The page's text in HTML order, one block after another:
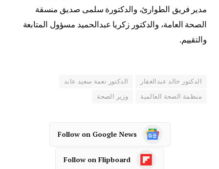
مدير فريق الطوارئ، والدكتورة سلمى صديق منسقة
الصحة العامة، والدكتور زكريا عبدالحميد مسؤول المتابعة
والتقييم.
الدكتور خالد عبدالغفار الدكتور نعمة سعيد عابد
منظمة الصحة العالمية وزير الصحة
Follow on Google News
Follow on Flipboard